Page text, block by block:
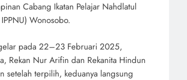
Cabang Ikatan Pelajar Nahdlatul
Wonosobo.
pada 22–23 Februari 2025,
Rekan Nur Arifin dan Rekanita Hindun
setelah terpilih, keduanya langsung